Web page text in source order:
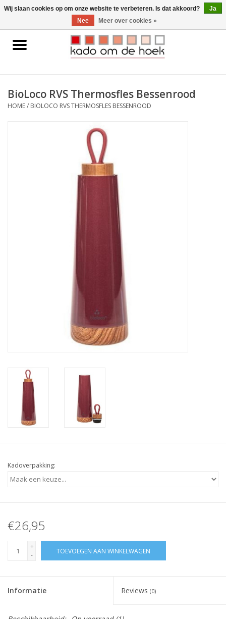
0 Artikelen - €0,00
Home
Gadgets
BioLoco RVS Thermosfles Bessenrood
HOME/ BIOLOCO RVS THERMOSFLES BESSENROOD
Kadoverpakking:
€26,95
+
-
TOEVOEGEN AAN WINKELWAGEN
Informatie Reviews (0)
Wij slaan cookies op om onze website te verbeteren. Is dat akkoord?
Ja
Nee
Meer over cookies »